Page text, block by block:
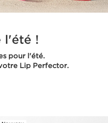
l'été !
pour l'été.
Lip Perfector.